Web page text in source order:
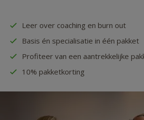
Leer over coaching en burn out
Basis én specialisatie in één pakket
Profiteer van een aantrekkelijke
10% pakketkorting